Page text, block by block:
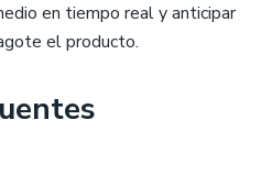
en tiempo real y anticipar
el producto.